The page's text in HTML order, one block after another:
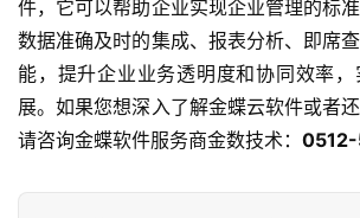
件，它可以帮助企业实现企业管理的标
数据准确及时的集成、报表分析、即席
能，提升企业业务透明度和协同效率
展。如果您想深入了解金蝶云软件或者还
请咨询金蝶软件服务商金数技术：